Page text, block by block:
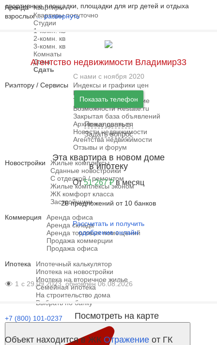
Аренда
Квартиры
Квартиры посуточно
Студии
1-комн. кв
2-комн. кв
3-комн. кв
Комнаты
Дома
Сдать
Риэлтору / Сервисы
Индексы и графики цен
Как дать объявление
Тарифы и продвижение
Возможности Restate.ru
Закрытая база объявлений
Архивные данные
Новости недвижимости
Агентства недвижимости
Отзывы и форум
Новостройки
Жилые комплексы
Сданные новостройки
С отделкой / ремонтом
Жилые комплексы эконом
ЖК комфорт класса
Застройщики
Коммерция
Аренда офиса
Аренда склада
Аренда торговых помещений
Продажа коммерции
Продажа офиса
Ипотека
Ипотечный калькулятор
Ипотека на новостройки
Ипотека на вторичное жилье
Семейная ипотека
На строительство дома
Выбрать по банку
+7 (800) 101-0237
спортивные площадки, площадки для игр детей и отдыха
взрослых ...развернуть
Агентство недвижимости Владимир33
С нами с ноября 2020
Показать телефон
Пожаловаться
Задать вопрос
Эта квартира в новом доме
в ипотеку
От51 267 ₽в месяц
26 предложений от 10 банков
Рассчитать и получить
одобрение онлайн
1 с 29.09.2023, обновлён 06.08.2026
Посмотреть на карте
Объект находится в ЖК Отражение от ГК